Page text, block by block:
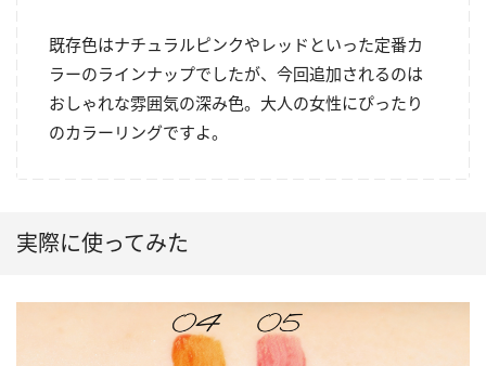
既存色はナチュラルピンクやレッドといった定番カ
ラーのラインナップでしたが、今回追加されるのは
おしゃれな雰囲気の深み色。大人の女性にぴったり
のカラーリングですよ。
実際に使ってみた